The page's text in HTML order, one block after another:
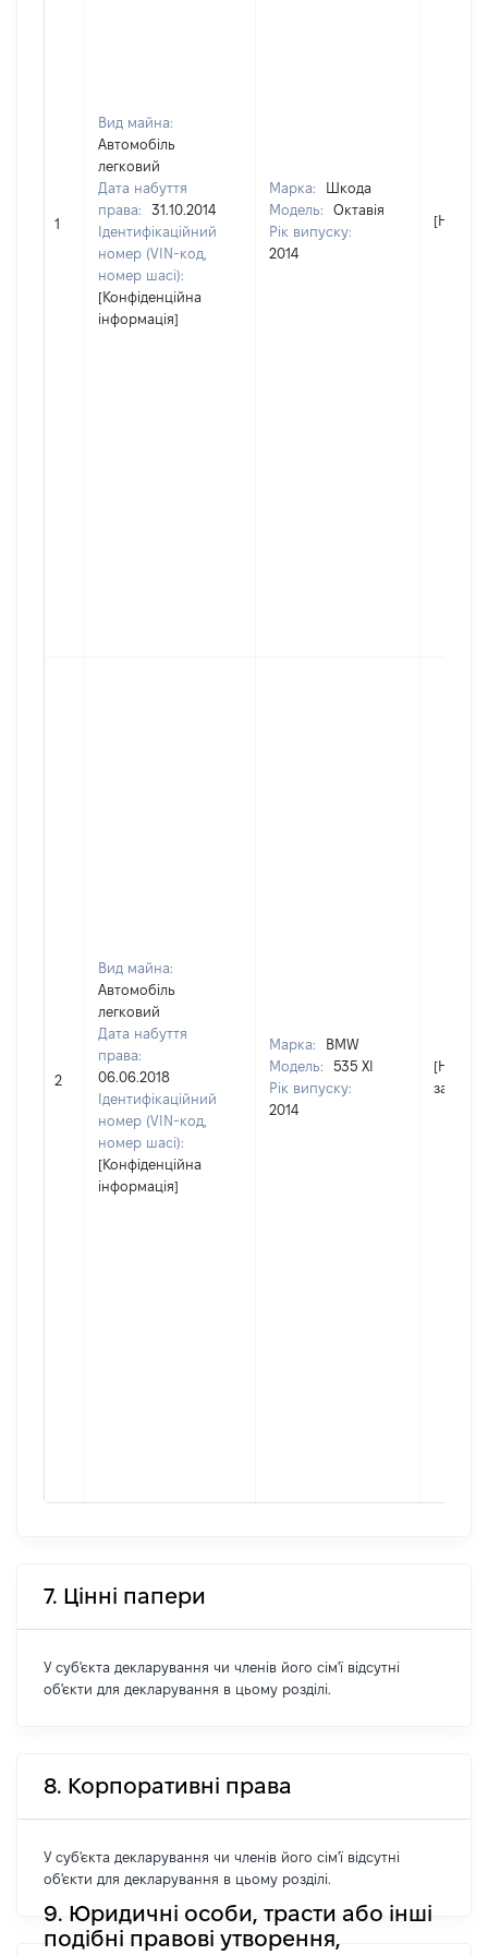
1
Вид майна:
Автомобіль
легковий
Дата набуття
права:
31.10.2014
Ідентифікаційний
номер (VIN-код,
номер шасі):
[Конфіденційна
інформація]
Марка:
Шкода
Модель:
Октавія
Рік випуску:
2014
[Не
2
Вид майна:
Автомобіль
легковий
Дата набуття
права:
06.06.2018
Ідентифікаційний
номер (VIN-код,
номер шасі):
[Конфіденційна
інформація]
Марка:
BMW
Модель:
535 XI
Рік випуску:
2014
[Не
7. Цінні папери
У суб'єкта декларування чи членів його сім'ї відсутні
об'єкти для декларування в цьому розділі.
8. Корпоративні права
У суб'єкта декларування чи членів його сім'ї відсутні
об'єкти для декларування в цьому розділі.
9. Юридичні особи, трасти або інші
подібні правові утворення,